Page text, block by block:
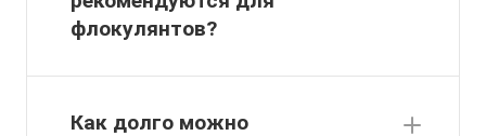
флокулянтов?
Как долго можно